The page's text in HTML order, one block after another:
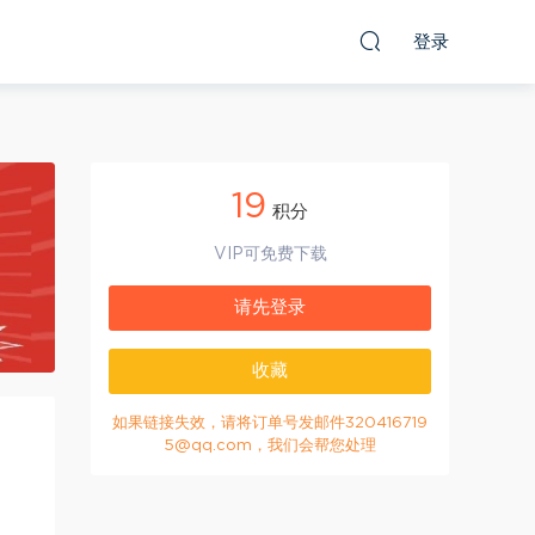
登录
19 积分
VIP可免费下载
请先登录
收藏
如果链接失效，请将订单号发邮件320416719
5@qq.com，我们会帮您处理